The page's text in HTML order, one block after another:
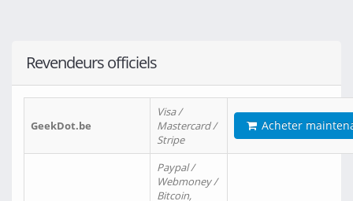
Revendeurs officiels
GeekDot.be
Visa /
Mastercard /
Stripe
Acheter
Paypal /
Webmoney /
Bitcoin,